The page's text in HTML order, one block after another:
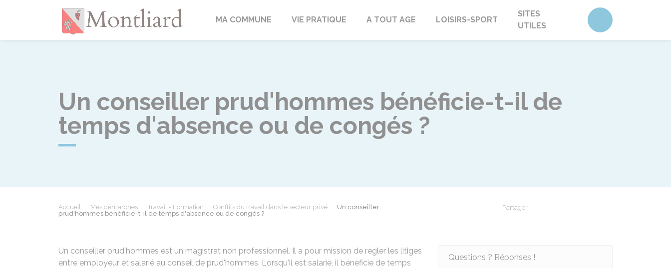
MontliardMA COMMUNE VIE PRATIQUE A TOUT AGE LOISIRS-SPORT
SITES
UTILES
Accéder au
Un conseiller prud'hommes bénéficie-t-il de
temps d'absence ou de congés ?
Accueil Mes démarches Travail - Formation Conflits du travail dans le secteur privé
Un conseiller
prud'hommes bénéficie-t-il de temps d'absence ou de congés ?
Partager
Un conseiller prud'hommes est un magistrat non professionnel. Il a pour mission de régler les litiges
entre employeur et salarié au conseil de prud'hommes. Lorsqu'il est salarié, il bénéficie de temps
Questions ? Réponses !